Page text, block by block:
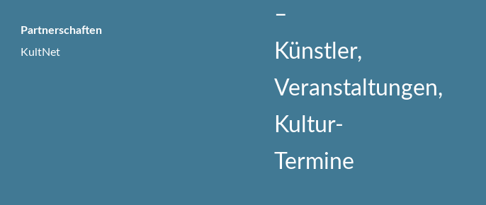
Partnerschaften
KultNet